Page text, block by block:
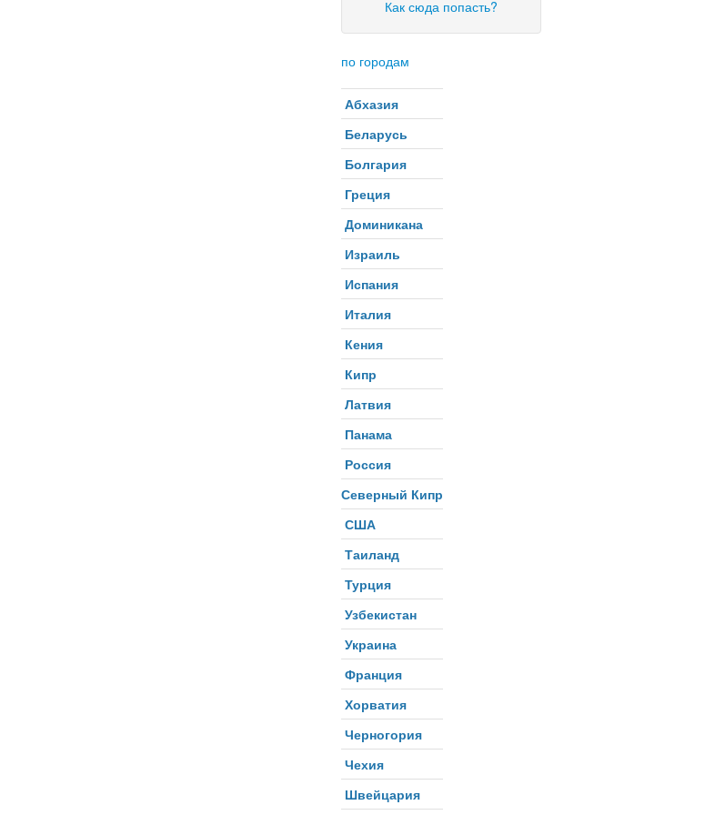
Как сюда попасть?
по городам
Абхазия
Беларусь
Болгария
Греция
Доминикана
Израиль
Испания
Италия
Кения
Кипр
Латвия
Панама
Россия
Северный Кипр
США
Таиланд
Турция
Узбекистан
Украина
Франция
Хорватия
Черногория
Чехия
Швейцария